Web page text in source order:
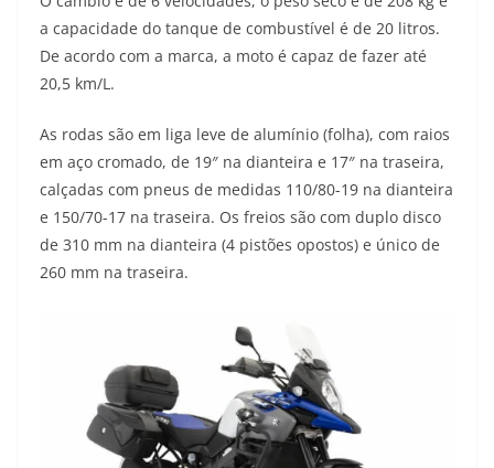
a capacidade do tanque de combustível é de 20 litros.
De acordo com a marca, a moto é capaz de fazer até
20,5 km/L.
As rodas são em liga leve de alumínio (folha), com raios
em aço cromado, de 19″ na dianteira e 17″ na traseira,
calçadas com pneus de medidas 110/80-19 na dianteira
e 150/70-17 na traseira. Os freios são com duplo disco
de 310 mm na dianteira (4 pistões opostos) e único de
260 mm na traseira.